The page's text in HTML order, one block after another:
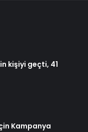
kişiyi geçti, 41
Kampanya